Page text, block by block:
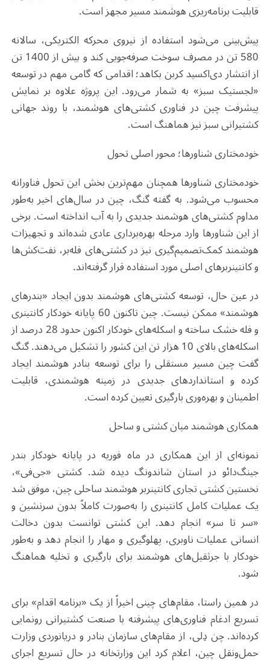
قابلیت برنامه‌ریزی هوشمند مسیر مجهز است.
پیش‌بینی می‌شود استفاده از نیروی محرکه الکتریکی، سالانه
580 تن در مصرف سوخت صرفه‌جویی کند و بیش از 1400 تن
از انتشار دی‌اکسید کربن بکاهد؛ اقدامی که گامی مهم در توسعه
«لجستیک سبز» به شمار می‌رود. این پروژه علاوه بر نمایش
پیشرفت چین در فناوری کشتی‌های هوشمند، با روند جهانی
کشتیرانی سبز نیز هماهنگ است.
خودمختاری شناورها؛ محور اصلی تحول
خودمختاری شناورها همچنان مهم‌ترین بخش این تحول فناورانه
محسوب می‌شود. به گفته گنگ، چین در سال‌های اخیر به‌طور
مداوم کشتی‌های هوشمند جدیدی را به آب انداخته است. برخی
از این شناورها وارد مرحله بهره‌برداری عادی شده‌اند و تجهیزات
هوشمند کمک‌تصمیم‌گیری نیز در کشتی‌های فله‌بر، نفت‌کش‌ها
و کانتینربرهای اصلی مورد استفاده قرار گرفته‌اند.
در عین حال، توسعه کشتی‌های هوشمند بدون ایجاد «بندرهای
هوشمند» ممکن نیست. چین تاکنون 60 پایانه خودکار کانتینری
و فله خشک ساخته و اسکله‌های خودکار اکنون حدود 28 درصد از
اسکله‌های بالای 10 هزار تن این کشور را تشکیل می‌دهند. گنگ
گفت چین مسیر مستقلی را برای توسعه بنادر هوشمند ایجاد
کرده و استانداردهای جدیدی در زمینه هوشمندی، قابلیت
اطمینان و بهره‌وری بارگیری تعیین کرده است.
همکاری هوشمند میان کشتی و ساحل
نمونه‌ای از این همکاری در ماه فوریه در پایانه خودکار بندر
جینگ‌دائو در استان شاندونگ دیده شد. کشتی «جی‌فی»،
نخستین کشتی تجاری کانتینربر هوشمند ساحلی چین، موفق شد
یک عملیات کامل کانتینری را به‌صورت کاملاً بدون سرنشین و
«سر تا سر» انجام دهد. این کشتی توانست بدون دخالت
انسانی عملیات ناوبری، پهلوگیری و مهار را انجام دهد و به‌طور
خودکار با جرثقیل‌های هوشمند برای بارگیری و تخلیه هماهنگ
شود.
در همین راستا، مقام‌های چینی اخیراً از یک «برنامه اقدام» برای
تسریع ادغام فناوری‌های پیشرفته با صنعت کشتیرانی رونمایی
کرده‌اند. چن دِلی، از مقام‌های سازمان بنادر و دریانوردی وزارت
حمل‌ونقل چین، اعلام کرد این وزارتخانه در حال تسریع اجرای